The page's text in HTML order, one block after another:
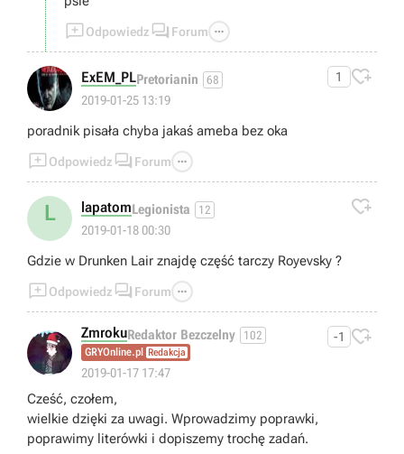
Odpowiedz  Forum 
ExEM_PLPretorianin 68
2019-01-25 13:19
1 
poradnik pisała chyba jakaś ameba bez oka
Odpowiedz  Forum 
L lapatomLegionista 12
2019-01-18 00:30

Gdzie w Drunken Lair znajdę część tarczy Royevsky ?
Odpowiedz  Forum 
👍
ZmrokuRedaktor Bezczelny 102
GRYOnline.pl Redakcja
2019-01-17 17:47
-1 
Cześć, czołem,
wielkie dzięki za uwagi. Wprowadzimy poprawki,
poprawimy literówki i dopiszemy trochę zadań.